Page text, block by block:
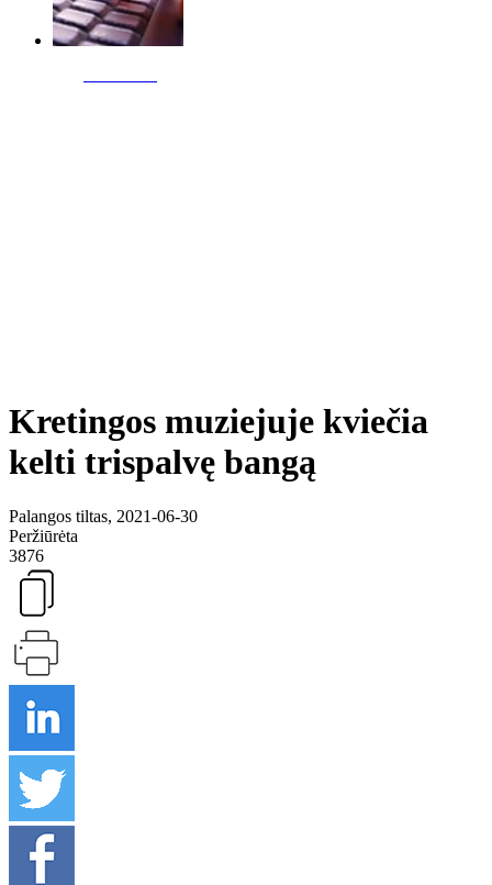
Kretingos muziejuje kviečia
kelti trispalvę bangą
Palangos tiltas, 2021-06-30
Peržiūrėta
3876